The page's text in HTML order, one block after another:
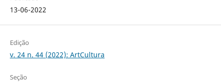
13-06-2022
Edição
v. 24 n. 44 (2022): ArtCultura
Seção